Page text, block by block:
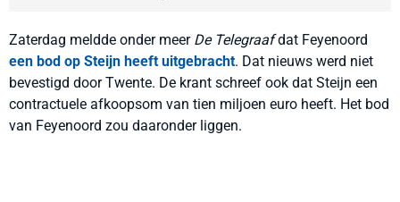
Zaterdag meldde onder meer De Telegraafdat Feyenoord
een bod op Steijn heeft uitgebracht. Dat nieuws werd niet
bevestigd door Twente. De krant schreef ook dat Steijn een
contractuele afkoopsom van tien miljoen euro heeft. Het bod
van Feyenoord zou daaronder liggen.